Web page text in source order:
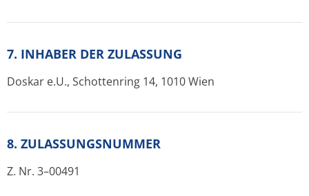
7. INHABER DER ZULASSUNG
Doskar e.U., Schottenring 14, 1010 Wien
8. ZULASSUNGSNUMMER
Z. Nr. 3–00491